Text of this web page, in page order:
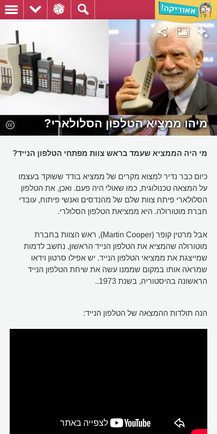
מיהו ממציא הטלפון הסלולארי?
מי היה הממציא שעמד בראש צוות מפתחי הטלפון הנייד?
כיום כבר נדיר למצוא מקרים של ממציא בודד ששוקד בעצמו
על המצאה טכנולוגית, כמו שאולי היה פעם. ואכן, את הטלפון
הסלולארי פיתח צוות שלם של מהנדסים ואנשי פיתוח, עובדי
חברת מוטורולה. היא ממציאת הטלפון הסלולרי.
אבל מרטין קופר (Martin Cooper), ראש הצוות בחברת
מוטורולה שהמציא את הטלפון הנייד הראשון, נחשב לדמות
שמייצגת את ממציאי הטלפון הנייד. יש אפילו סרטון וידאו
שמראה אותו במקום שממנו עשה את שיחת הטלפון הנייד
הראשונה בהיסטוריה, בשנת 1973..
הנה תולדות ההמצאה של הטלפון הנייד: